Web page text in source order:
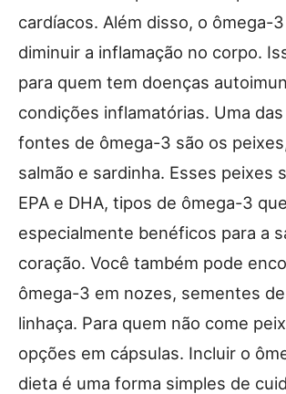
cardíacos. Além disso, o ômega-
diminuir a inflamação no corpo.
para quem tem doenças
condições inflamatórias. Uma
fontes de ômega-3 são os
salmão e sardinha. Esses peixes
EPA e DHA, tipos de ômega-3
especialmente benéficos para a
coração. Você também pode
ômega-3 em nozes, sementes
linhaça. Para quem não come
opções em cápsulas. Incluir o
dieta é uma forma simples de